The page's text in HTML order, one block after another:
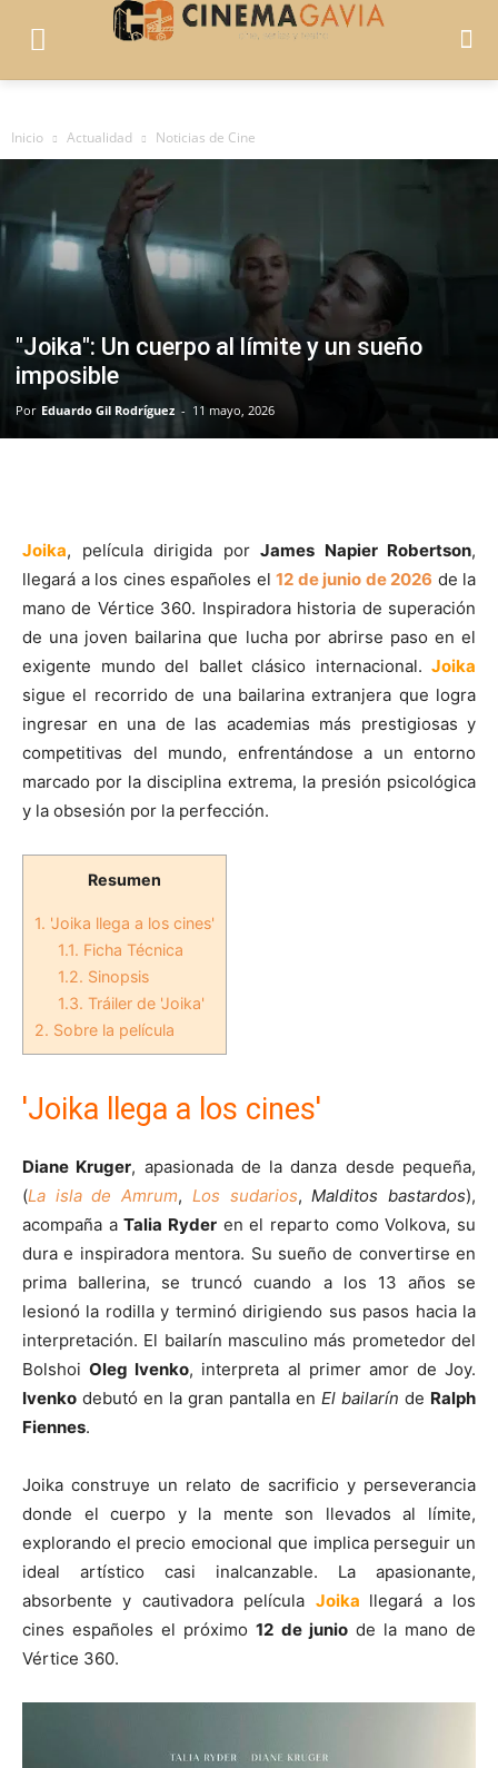
Inicio Actualidad Noticias de Cine
"Joika": Un cuerpo al límite y un sueño
imposible
Por Eduardo Gil Rodríguez - 11 mayo, 2026
Joika, película dirigida por James Napier Robertson,
llegará a los cines españoles el 12 de junio de 2026 de la
mano de Vértice 360. Inspiradora historia de superación
de una joven bailarina que lucha por abrirse paso en el
exigente mundo del ballet clásico internacional. Joika
sigue el recorrido de una bailarina extranjera que logra
ingresar en una de las academias más prestigiosas y
competitivas del mundo, enfrentándose a un entorno
marcado por la disciplina extrema, la presión psicológica
y la obsesión por la perfección.
Resumen
1. 'Joika llega a los cines'
1.1. Ficha Técnica
1.2. Sinopsis
1.3. Tráiler de 'Joika'
2. Sobre la película
'Joika llega a los cines'
Diane Kruger, apasionada de la danza desde pequeña,
(La isla de Amrum, Los sudarios,Malditos bastardos),
acompaña aTalia Ryder en el reparto como Volkova, su
dura e inspiradora mentora. Su sueño de convertirse en
prima ballerina, se truncó cuando a los 13 años se
lesionó la rodilla y terminó dirigiendo sus pasos hacia la
interpretación. El bailarín masculino más prometedor del
BolshoiOleg Ivenko, interpreta al primer amor de Joy.
Ivenko debutó en la gran pantalla en El bailarín de Ralph
Fiennes.
Joika construye un relato de sacrificio y perseverancia
donde el cuerpo y la mente son llevados al límite,
explorando el precio emocional que implica perseguir un
ideal artístico casi inalcanzable. La apasionante,
absorbente y cautivadora película Joika llegará a los
cines españoles el próximo12 de juniode la mano de
Vértice 360.